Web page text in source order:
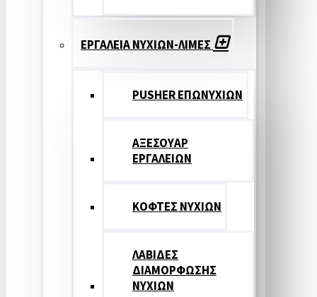
ΕΡΓΑΛΕΙΑ ΝΥΧΙΩΝ-ΛΙΜΕΣ
PUSHER ΕΠΩΝΥΧΙΩΝ
ΑΞΕΣΟΥΑΡ
ΕΡΓΑΛΕΙΩΝ
ΚΟΦΤΕΣ ΝΥΧΙΩΝ
ΛΑΒΙΔΕΣ
ΔΙΑΜΟΡΦΩΣΗΣ
ΝΥΧΙΩΝ